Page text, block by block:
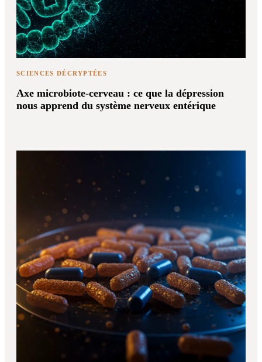
SCIENCES DÉCRYPTÉES
Axe microbiote-cerveau : ce que la dépression
nous apprend du système nerveux entérique